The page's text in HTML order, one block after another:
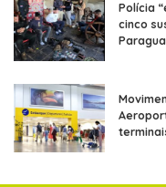
Polícia
cinco